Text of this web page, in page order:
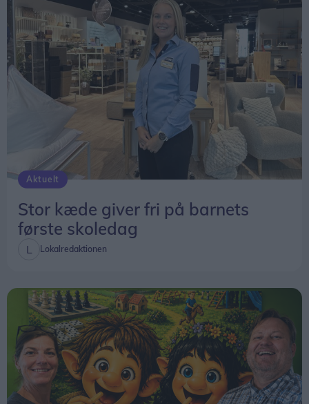
De kommende år bliver flere årgange en del af
GRO allerede fra deres skolestart.
Når de nye bygninger åbner i 2030, bliver det
derfor ikke starten på et nyt fællesskab – men
kulminationen på et fællesskab, der allerede er
vokset gennem flere år.
Aktuelt
Stor kæde giver fri på barnets
første skoledag
Lokalredaktionen